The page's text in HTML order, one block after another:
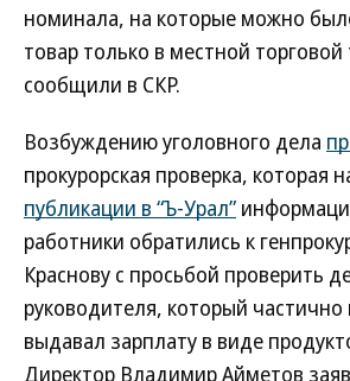
номинала, на которые можно
товар только в местной
сообщили в СКР.
Возбуждению уголовного дела
прокурорская проверка, которая
публикации в “Ъ-Урал”
работники обратились к
Краснову с просьбой проверить
руководителя, который
выдавал зарплату в виде
Директор Владимир Айметов